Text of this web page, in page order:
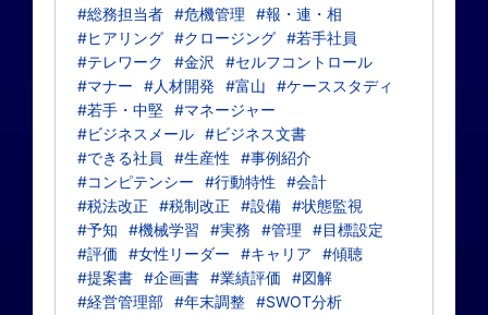
#総務担当者 #危機管理
#報・連・相
#ヒアリング #クロージング #若手社員
#テレワーク
#金沢
#セルフコントロール
#マナー
#人材開発 #富山
#ケーススタディ
#若手・中堅 #マネージャー
#ビジネスメール #ビジネス文書
#できる社員
#生産性
#事例紹介
#コンピテンシー
#行動特性
#会計
#税法改正
#税制改正 #設備 #状態監視
#予知
#機械学習 #実務 #管理
#目標設定
#評価
#女性リーダー #キャリア
#傾聴
#提案書 #企画書 #業績評価
#図解
#経営管理部 #年末調整 #SWOT分析